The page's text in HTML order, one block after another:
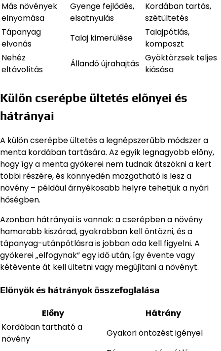
Más növények
elnyomása
Gyenge fejlődés,
elsatnyulás
Kordában tartás,
szétültetés
Tápanyag
elvonás
Talaj kimerülése
Talajpótlás,
komposzt
Nehéz
eltávolítás
Állandó újrahajtás
Gyöktörzsek teljes
kiásása
Külön cserépbe ültetés előnyei és
hátrányai
A külön cserépbe ültetés a legnépszerűbb módszer a
menta kordában tartására. Az egyik legnagyobb előny,
hogy így a menta gyökerei nem tudnak átszökni a kert
többi részére, és könnyedén mozgatható is lesz a
növény – például árnyékosabb helyre tehetjük a nyári
hőségben.
Azonban hátrányai is vannak: a cserépben a növény
hamarabb kiszárad, gyakrabban kell öntözni, és a
tápanyag-utánpótlásra is jobban oda kell figyelni. A
gyökerei „elfogynak” egy idő után, így évente vagy
kétévente át kell ültetni vagy megújítani a növényt.
Előnyök és hátrányok összefoglalása
Előny
Hátrány
Kordában tartható a
növény
Gyakori öntözést igényel